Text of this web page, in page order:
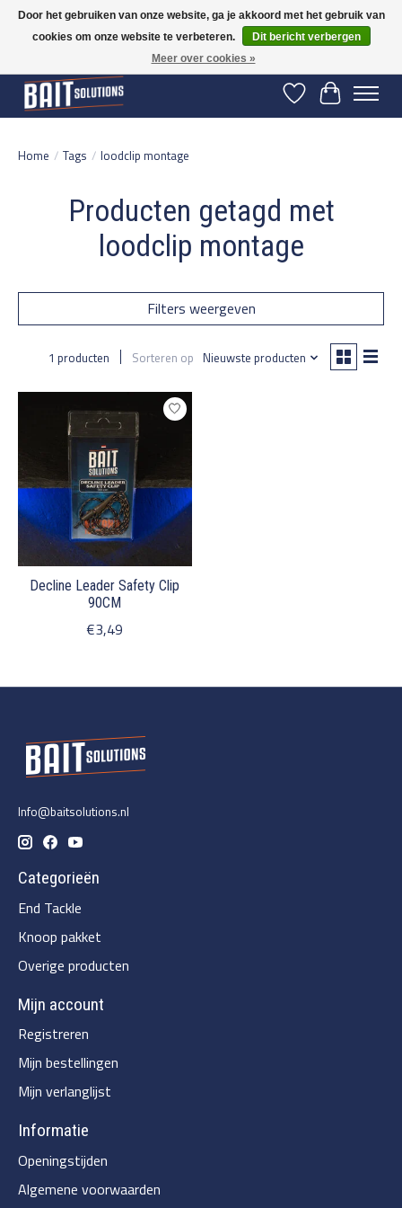
Gratis verzending vanaf 50 euro binnen NL | Op voorraad binnen 2-5 werkdagen
verzonden | België vanaf 70 euro gratis verzonden
Verlanglijst
Home / Tags / loodclip montage
Producten getagd met
loodclip montage
Filters weergeven
1 producten Sorteren op Nieuwste producten
Decline Leader Safety Clip
90CM
€3,49
Info@baitsolutions.nl
Categorieën
End Tackle
Knoop pakket
Overige producten
Mijn account
Registreren
Mijn bestellingen
Mijn verlanglijst
Informatie
Openingstijden
Algemene voorwaarden
Door het gebruiken van onze website, ga je akkoord met het gebruik van
cookies om onze website te verbeteren.
Dit bericht verbergen
Meer over cookies »